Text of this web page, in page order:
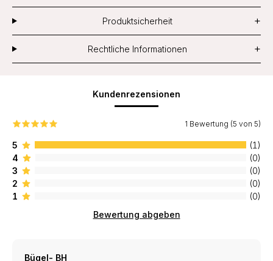
Produktsicherheit +
Rechtliche Informationen +
Kundenrezensionen
1 Bewertung (5 von 5)
5
(1)
4
(0)
3
(0)
2
(0)
1
(0)
Bewertung abgeben
Bügel- BH